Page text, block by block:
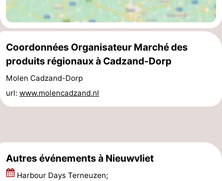
Breskens
Cadzand
-
Retranchement
-
Nature
Flandre-
Gand
La
Coordonnées Organisateur Marché des
produits régionaux à Cadzand-Dorp
Molen Cadzand-Dorp
url: www.molencadzand.nl
Autres événements à Nieuwvliet
Harbour Days Terneuzen;